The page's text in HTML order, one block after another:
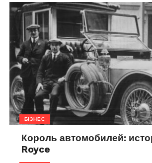
БІЗНЕС
Король автомобилей:
Royce